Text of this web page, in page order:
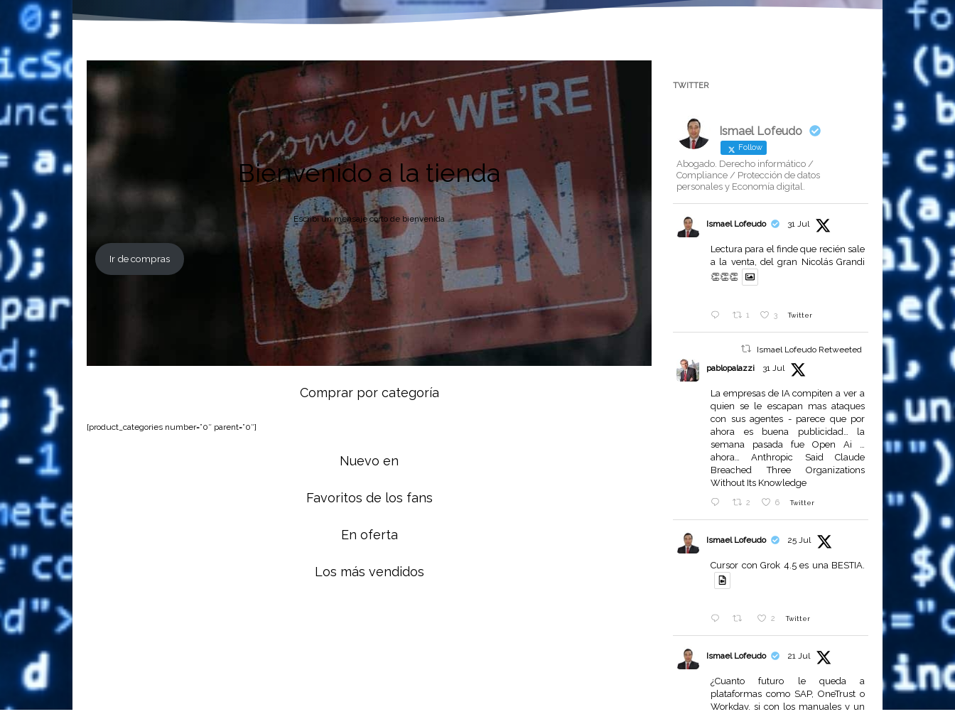
Bienvenido a la tienda
Escribí un mensaje corto de bienvenida
Ir de compras
Comprar por categoría
[product_categories number=”0″ parent=”0″]
Nuevo en
Favoritos de los fans
En oferta
Los más vendidos
TWITTER
Ismael Lofeudo
Follow
Abogado. Derecho informático /
Compliance / Protección de datos
personales y Economía digital.
Ismael Lofeudo 31 Jul
Lectura para el finde que recién sale
a la venta, del gran Nicolás Grandi
👏👏👏
1 3 Twitter
Ismael Lofeudo Retweeted
pablopalazzi
31 Jul
La empresas de IA compiten a ver a
quien se le escapan mas ataques
con sus agentes - parece que por
ahora es buena publicidad… la
semana pasada fue Open Ai …
ahora… Anthropic Said Claude
Breached Three Organizations
Without Its Knowledge
2 6 Twitter
Ismael Lofeudo 25 Jul
Cursor con Grok 4.5 es una BESTIA.
2 Twitter
Ismael Lofeudo 21 Jul
¿Cuanto futuro le queda a
plataformas como SAP, OneTrust o
Workday, si con los manuales y un